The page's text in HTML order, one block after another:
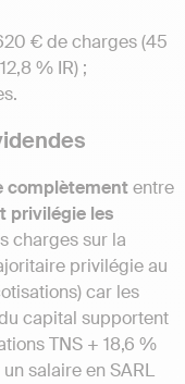
€ de charges (45
% IR) ;
complètemententre
privilégie les
charges sur la
privilégie au
car les
capital supportent
TNS + 18,6 %
salaire en SARL